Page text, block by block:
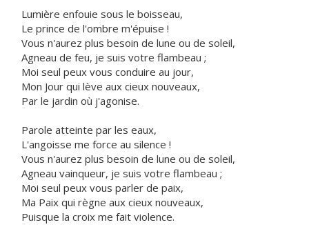
Lumière enfouie sous le boisseau,
Le prince de l'ombre m'épuise !
Vous n'aurez plus besoin de lune ou de soleil,
Agneau de feu, je suis votre flambeau ;
Moi seul peux vous conduire au jour,
Mon Jour qui lève aux cieux nouveaux,
Par le jardin où j'agonise.
Parole atteinte par les eaux,
L'angoisse me force au silence !
Vous n'aurez plus besoin de lune ou de soleil,
Agneau vainqueur, je suis votre flambeau ;
Moi seul peux vous parler de paix,
Ma Paix qui règne aux cieux nouveaux,
Puisque la croix me fait violence.